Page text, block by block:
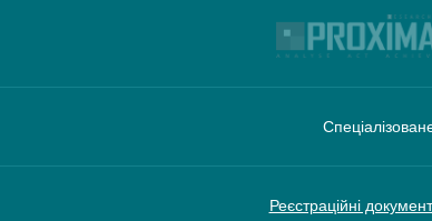
Реєстраційні